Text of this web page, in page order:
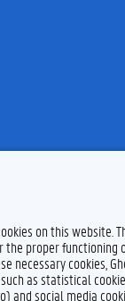
Y
I
on this website.
the proper functioning
necessary cookies,
as statistical
and social media